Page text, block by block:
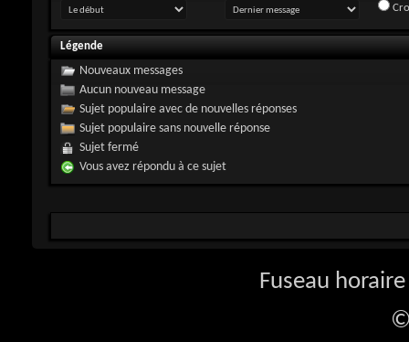
Légende
Nouveaux messages
Aucun nouveau message
Sujet populaire avec de nouvelles réponses
Sujet populaire sans nouvelle réponse
Sujet fermé
Vous avez répondu à ce sujet
Fuseau